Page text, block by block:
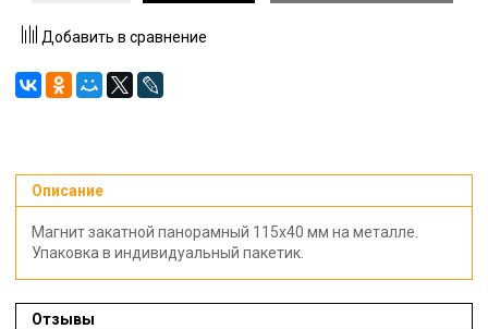
Добавить в сравнение
Описание
Магнит закатной панорамный 115х40 мм на металле.
Упаковка в индивидуальный пакетик.
Отзывы